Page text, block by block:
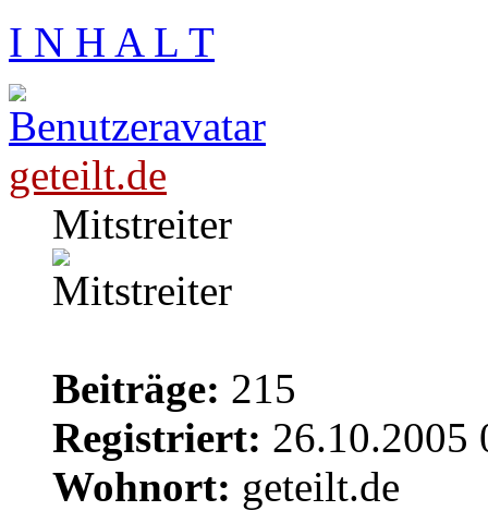
I N H A L T
geteilt.de
Mitstreiter
Beiträge: 215
Registriert: 26.10.2005
Wohnort: geteilt.de